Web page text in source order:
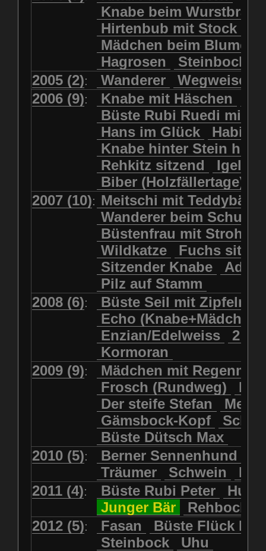
Mädchen beim Blumenpflücken
Mädchen in Regenjacke
Mädchen in Regenjacke und
Mädchen mit Regenmolch
Mädchen mit Schmetterling
Mätti Grossmann-Michel
Meitschi (Rundweg)
Meitschi mit Teddybär
Pilzfraueli Risetenmandli
Sitzender Knabe Tengeler
Wanderer
Wanderer beim Schuhbinden
Wegweiser Wilde Hilde
Wildhüter Wurzelkind
Luchs schreitend
Luchs sitzend Murmeltier
Murmeltiere Rehbockkopf
Rehkitz Rehkitz sitzend
Salamader Schmetterling
Schmetterlinge Schnecke
Schwarznasenschaf
Schwarznasenschaf mit Kalb
Steinbock
Steinbock Steinmarder
Uhu Uhu mit Jungen
Waschbär Wildkatze
Wolf Ziegenkopf
Knabe beim
Hirtenbub mit Stock
Mädchen beim
Hagrosen
Steinbock
2005 (2): Wanderer
Wegweiser
2006 (9): Knabe mit Häschen
Büste Rubi Ruedi mit
Hans im Glück
Knabe hinter Stein
Rehkitz sitzend
Igel
Biber (Holzfällertage)
2007 (10): Meitschi mit Teddybär
Wanderer beim
Büstenfrau mit Strohut
Wildkatze
Fuchs
Sitzender Knabe
Adler
Pilz auf Stamm
2008 (6):
Büste Seil mit
Echo
Enzian/Edelweiss
2
Kormoran
2009 (9):
Mädchen mit
Frosch (Rundweg)
Der steife Stefan
Gämsbock-Kopf
Büste Dütsch Max
2010 (5): Berner Sennenhund
Träumer
Schwein
2011 (4): Büste Rubi Peter
Junger Bär
2012 (5): Fasan
Büste Flück
Steinbock
Uhu